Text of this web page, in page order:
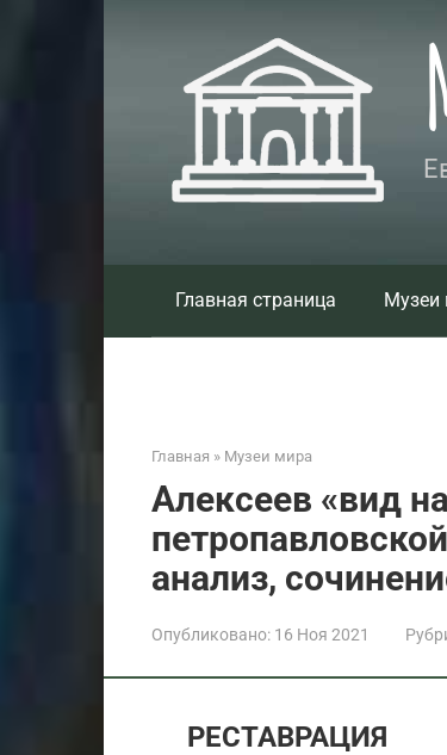
Главная страница Музеи
Главная » Музеи мира
Алексеев «вид
анализ,
Опубликовано: 16 Ноя 2021
РЕСТАВРАЦИЯ